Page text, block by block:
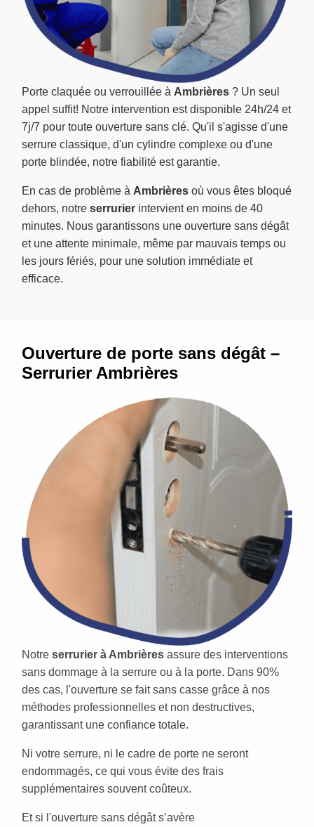
Porte claquée ou verrouillée à Ambrières ? Un seul
appel suffit! Notre intervention est disponible 24h/24 et
7j/7 pour toute ouverture sans clé. Qu'il s'agisse d'une
serrure classique, d'un cylindre complexe ou d'une
porte blindée, notre fiabilité est garantie.
En cas de problème à Ambrières où vous êtes bloqué
dehors, notre serrurier intervient en moins de 40
minutes. Nous garantissons une ouverture sans dégât
et une attente minimale, même par mauvais temps ou
les jours fériés, pour une solution immédiate et
efficace.
Ouverture de porte sans dégât –
Serrurier Ambrières
Notre serrurier à Ambrières assure des interventions
sans dommage à la serrure ou à la porte. Dans 90%
des cas, l'ouverture se fait sans casse grâce à nos
méthodes professionnelles et non destructives,
garantissant une confiance totale.
Ni votre serrure, ni le cadre de porte ne seront
endommagés, ce qui vous évite des frais
supplémentaires souvent coûteux.
Et si l'ouverture sans dégât s’avère